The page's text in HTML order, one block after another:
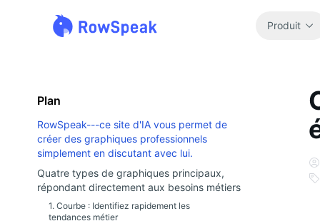
Produit
Plan
RowSpeak---ce site d'IA vous permet de
créer des graphiques professionnels
simplement en discutant avec lui.
Quatre types de graphiques principaux,
répondant directement aux besoins métiers
1. Courbe : Identifiez rapidement les
tendances métier